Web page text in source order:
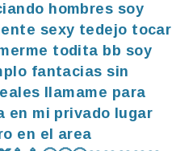
hombres soy
sexy tedejo tocar
todita bb soy
fantacias sin
llamame para
en mi privado lugar
en el area